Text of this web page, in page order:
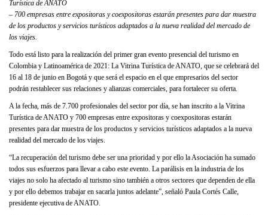
Turística de ANATO
– 700 empresas entre expositoras y coexpositoras estarán presentes para dar muestra
de los productos y servicios turísticos adaptados a la nueva realidad del mercado de
los viajes.
Todo está listo para la realización del primer gran evento presencial del turismo en
Colombia y Latinoamérica de 2021: La Vitrina Turística de ANATO, que se celebrará del
16 al 18 de junio en Bogotá y que será el espacio en el que empresarios del sector
podrán restablecer sus relaciones y alianzas comerciales, para fortalecer su oferta.
A la fecha, más de 7.700 profesionales del sector por día, se han inscrito a la Vitrina
Turística de ANATO y 700 empresas entre expositoras y coexpositoras estarán
presentes para dar muestra de los productos y servicios turísticos adaptados a la nueva
realidad del mercado de los viajes.
“La recuperación del turismo debe ser una prioridad y por ello la Asociación ha sumado
todos sus esfuerzos para llevar a cabo este evento. La parálisis en la industria de los
viajes no solo ha afectado al turismo sino también a otros sectores que dependen de ella
y por ello debemos trabajar en sacarla juntos adelante”, señaló Paula Cortés Calle,
presidente ejecutiva de ANATO.